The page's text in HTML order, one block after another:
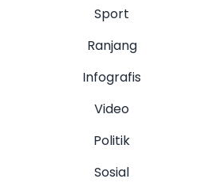
Sport
Ranjang
Infografis
Video
Politik
Sosial